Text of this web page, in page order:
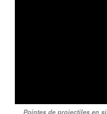
Pointes de projectiles en